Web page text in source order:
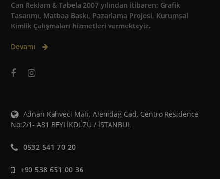
Can Reklam & Tabela 2007 yılından itibaren; Grafik
Tasarımı, Matbaa Baskı, Pazarlama Projesi, Kurumsal
Kimlik Çalışmaları hizmetleri vermekteyiz.
Devamı
Adnan Kahveci Mah. Alemdağ Cad. Centro Residence
No:2/1- A81 BEYLİKDÜZÜ / İSTANBUL
0532 541 70 20
+90 538 651 00 36